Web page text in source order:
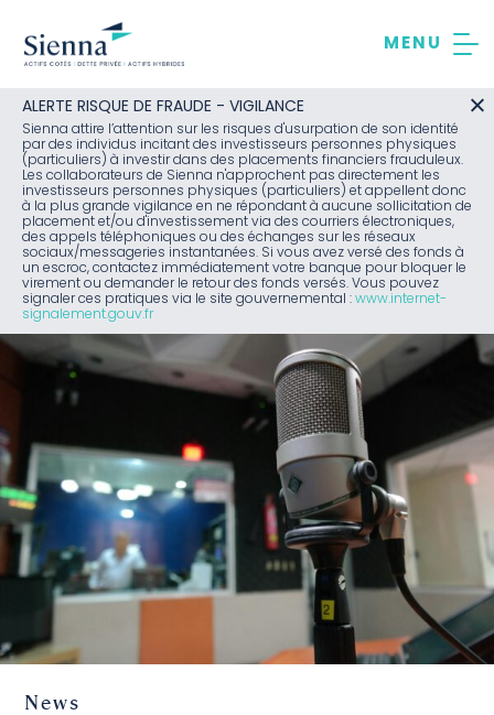
contenu
ALERTE RISQUE DE FRAUDE - VIGILANCE
Sienna attire l’attention sur les risques d'usurpation de son identité
par des individus incitant des investisseurs personnes physiques
(particuliers) à investir dans des placements financiers frauduleux.
Les collaborateurs de Sienna n'approchent pas directement les
investisseurs personnes physiques (particuliers) et appellent donc
à la plus grande vigilance en ne répondant à aucune sollicitation de
placement et/ou d'investissement via des courriers électroniques,
des appels téléphoniques ou des échanges sur les réseaux
sociaux/messageries instantanées. Si vous avez versé des fonds à
un escroc, contactez immédiatement votre banque pour bloquer le
virement ou demander le retour des fonds versés. Vous pouvez
signaler ces pratiques via le site gouvernemental : www.internet-
signalement.gouv.fr
News